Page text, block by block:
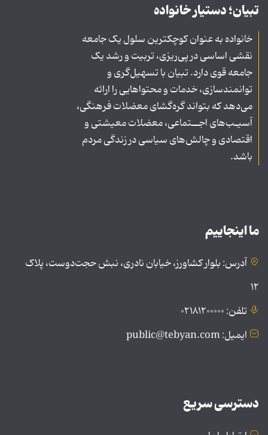
تبیان؛ دستیار خانواده
خانواده به عنوان کوچکترین سلول یک جامعه
نقشی اساسی در پی‌ریزی، تربیت و رشد یک
جامعه قوی دارد. تبیان با تسهیل‌گری و
توانمندسازی، خدمات و محتواهایی را ارائه
می‌دهد که بتواند گره‌گشای معضلات فرهنگی،
آسیـب‌های اجــتماعی، معضلات معیشتی و
اقتصادی و چالش‌های سیاسی در زندگی مردم
باشد.
ما اینجاییم
آدرس: بلوار کشاورز، خیابان نادری، نبش حجت‌دوست، پلاک
۱۲
تلفن: ۰۲۱۸۱۲۰۰۰۰۰
ایمیل: public@tebyan.com
دسترسی سریع